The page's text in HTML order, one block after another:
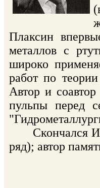
Плаксин
металлов с
широко
работ по
Автор и
пульпы перед
Скончался
ряд); автор